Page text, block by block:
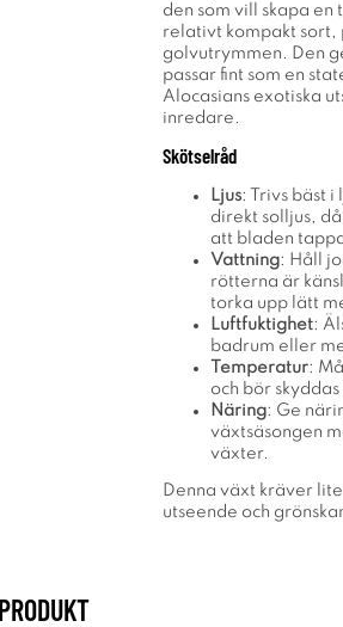
den som vill skapa en
relativt kompakt sort,
golvutrymmen. Den
passar fint som en
Alocasians exotiska
inredare.
Skötselråd
Ljus: Trivs bäst
direkt solljus,
att bladen
Vattning: Håll
rötterna är
torka upp lätt
Luftfuktighet:
badrum eller
Temperatur:
och bör
Näring: Ge
växtsäsongen
växter.
Denna växt kräver
utseende och